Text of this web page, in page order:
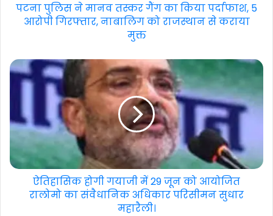
पटना पुलिस ने मानव तस्कर गैंग का किया पर्दाफाश, 5
आरोपी गिरफ्तार, नाबालिग को राजस्थान से कराया
मुक्त
ऐतिहासिक होगी गयाजी में 29 जून को आयोजित
रालोमो का संवैधानिक अधिकार परिसीमन सुधार
महारैली।